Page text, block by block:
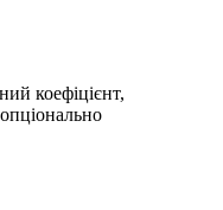
коефіцієнт,